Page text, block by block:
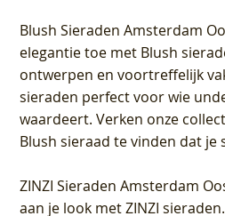
Blush Sieraden Amsterdam
elegantie toe met Blush
ontwerpen en voortreffelijk
sieraden perfect voor wie
waardeert. Verken onze
Blush sieraad te vinden dat je
ZINZI Sieraden Amsterdam
aan je look met ZINZI